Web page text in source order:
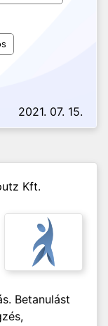
2021. 07. 15.
Kft.
Betanulást